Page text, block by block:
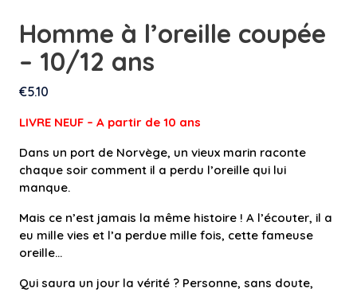
Homme à l’oreille coupée
– 10/12 ans
€5.10
LIVRE NEUF – A partir de 10 ans
Dans un port de Norvège, un vieux marin raconte
chaque soir comment il a perdu l’oreille qui lui
manque.
Mais ce n’est jamais la même histoire ! A l’écouter, il a
eu mille vies et l’a perdue mille fois, cette fameuse
oreille…
Qui saura un jour la vérité ? Personne, sans doute,